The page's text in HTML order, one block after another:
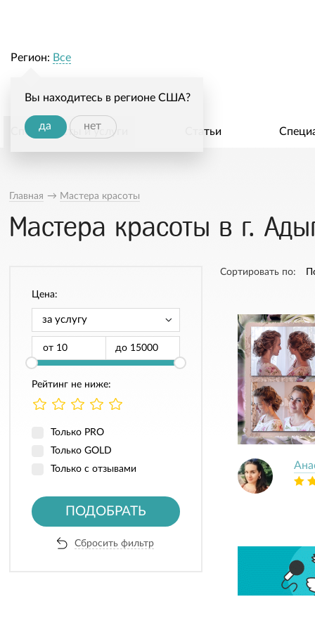
Регион: Все
Вы находитесь в регионе США?
да нет
Специалисты и услуги Статьи
Главная → Мастера красоты
Мастера красоты в г.
Цена:
от до
Рейтинг не ниже:
Только PRO
Только GOLD
Только с отзывами
ПОДОБРАТЬ
Сбросить фильтр
Сортировать по: